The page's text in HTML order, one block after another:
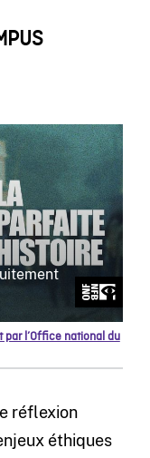
par l’Office national du
réflexion
éthiques